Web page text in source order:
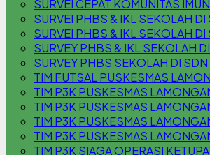
SURVEI CEPAT KOMUNITAS
SURVEI PHBS & IKL SEKOLAH DI
SURVEI PHBS & IKL SEKOLAH
SURVEY PHBS & IKL SEKOLAH
SURVEY PHBS SEKOLAH DI
TIM FUTSAL PUSKESMAS
TIM P3K PUSKESMAS
TIM P3K PUSKESMAS
TIM P3K PUSKESMAS
TIM P3K PUSKESMAS
TIM P3K SIAGA OPERASI